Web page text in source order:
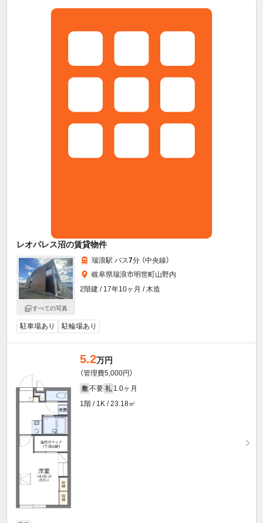
レオパレス沼の賃貸物件
すべての写真
瑞浪駅 バス7分 （中央線）
岐阜県瑞浪市明世町山野内
2階建 / 17年10ヶ月 / 木造
駐車場あり 駐輪場あり
5.2万円
（管理費5,000円）
敷 不要 礼 1.0ヶ月
1階 / 1K / 23.18㎡